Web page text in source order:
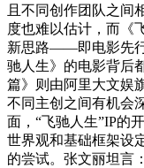
且不同创作团队之间
度也难以估计，而《
新思路——即电影先
驰人生》的电影背后
篇》则由阿里大文娱
不同主创之间有机会
面，“飞驰人生”IP的
世界观和基础框架设
的尝试。张文丽坦言